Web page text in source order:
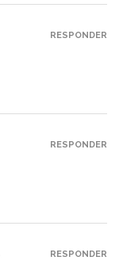
RESPONDER
RESPONDER
RESPONDER